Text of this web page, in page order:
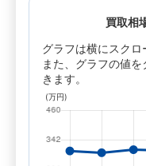
買取相
グラフは横にスクロ
また、グラフの値
きます。